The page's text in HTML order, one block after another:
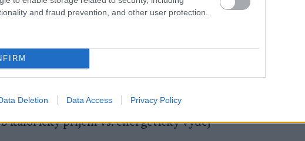
and fraud prevention, and other user protection.
Deletion Data Access Privacy Policy
*]
kalorický příjem vs. energetický výdej